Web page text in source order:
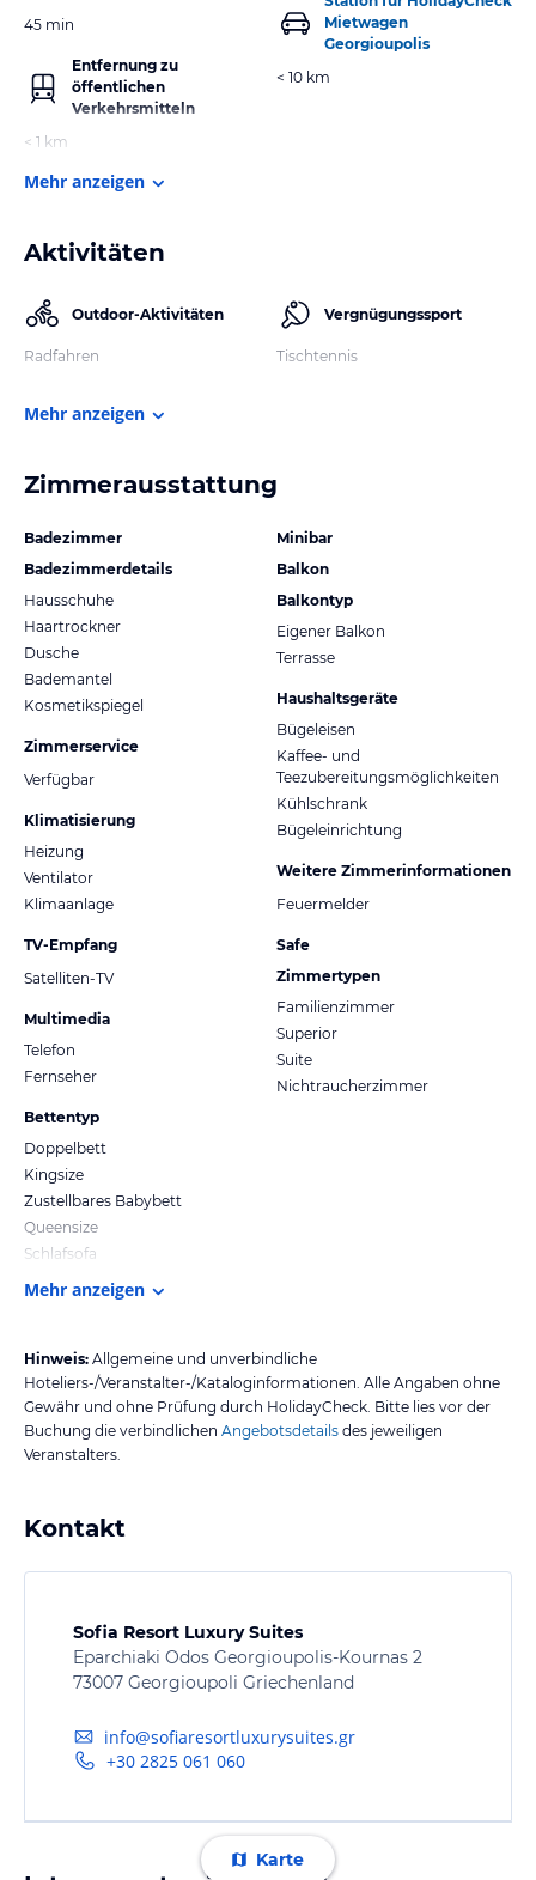
45 min
Entfernung zu
öffentlichen
Verkehrsmitteln
< 1 km
Mietwagen
Georgioupolis
< 10 km
Mehr anzeigen
Aktivitäten
Outdoor-Aktivitäten
Radfahren
Vergnügungssport
Tischtennis
Mehr anzeigen
Zimmerausstattung
Badezimmer
Badezimmerdetails
Hausschuhe
Haartrockner
Dusche
Bademantel
Kosmetikspiegel
Zimmerservice
Verfügbar
Klimatisierung
Heizung
Ventilator
Klimaanlage
TV-Empfang
Satelliten-TV
Multimedia
Telefon
Fernseher
Bettentyp
Doppelbett
Kingsize
Zustellbares Babybett
Queensize
Schlafsofa
Minibar
Balkon
Balkontyp
Eigener Balkon
Terrasse
Haushaltsgeräte
Bügeleisen
Kaffee- und
Teezubereitungsmöglichkeiten
Kühlschrank
Bügeleinrichtung
Weitere Zimmerinformationen
Feuermelder
Safe
Zimmertypen
Familienzimmer
Superior
Suite
Nichtraucherzimmer
Mehr anzeigen
Hinweis: Allgemeine und unverbindliche
Hoteliers-/Veranstalter-/Kataloginformationen. Alle Angaben ohne
Gewähr und ohne Prüfung durch HolidayCheck. Bitte lies vor der
Buchung die verbindlichen Angebotsdetails des jeweiligen
Veranstalters.
Kontakt
Sofia Resort Luxury Suites
Eparchiaki Odos Georgioupolis-Kournas 2
73007 Georgioupoli Griechenland
info@sofiaresortluxurysuites.gr
+30 2825 061 060
Karte